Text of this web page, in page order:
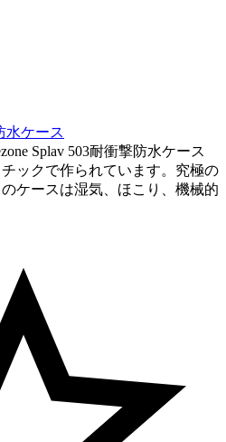
水ケース
Splav 503耐衝撃防水ケース
ックで作られています。究極の
ケースは湿気、ほこり、機械的